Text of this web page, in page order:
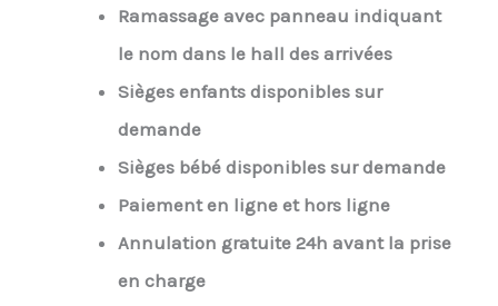
Ramassage avec panneau indiquant
le nom dans le hall des arrivées
Sièges enfants disponibles sur
demande
Sièges bébé disponibles sur demande
Paiement en ligne et hors ligne
Annulation gratuite 24h avant la prise
en charge